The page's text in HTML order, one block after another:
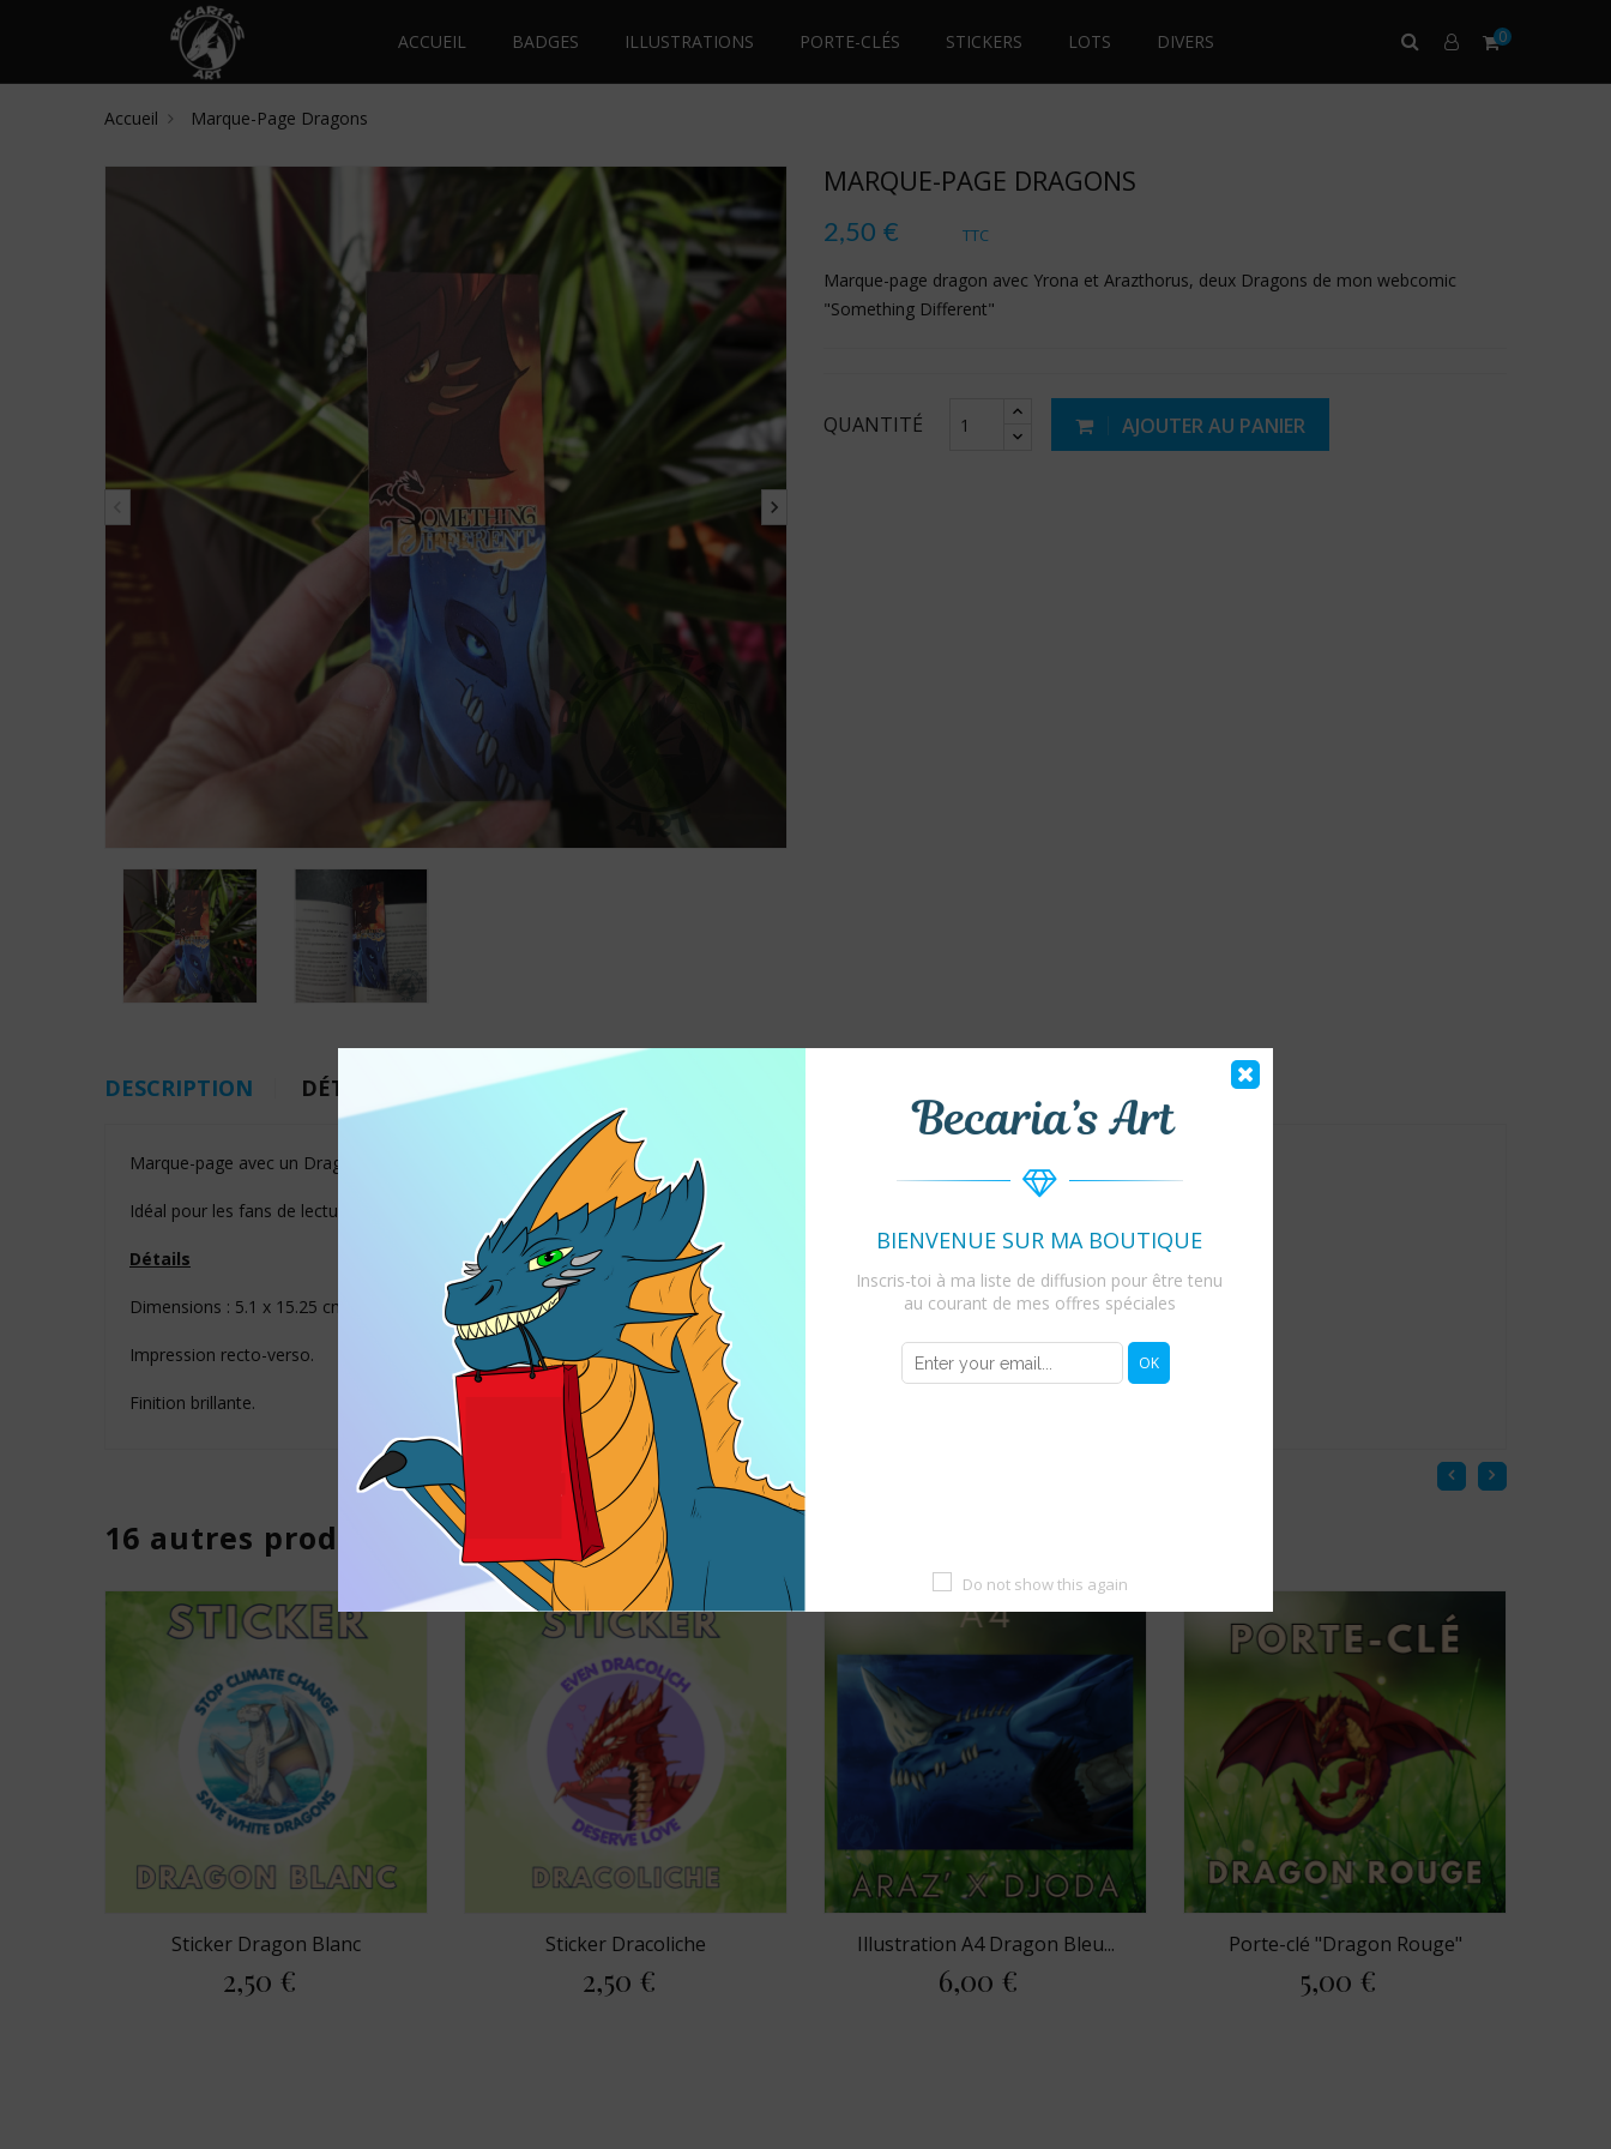
ACCUEIL BADGES ILLUSTRATIONS PORTE-CLÉS STICKERS LOTS DIVERS 0
Accueil Marque-Page Dragons
MARQUE-PAGE DRAGONS
2,50 € TTC
Marque-page dragon avec Yrona et Arazthorus, deux Dragons de mon webcomic
"Something Different"
QUANTITÉ AJOUTER AU PANIER
DESCRIPTION DÉTAILS DU PRODUIT
Marque-page avec un Dragon Rouge et un Dragon Bleu de D&D.
Idéal pour les fans de lecture, de dragons, de Donjons et Dragons, de fantasy.
Détails
Dimensions : 5.1 x 15.25 cm
Impression recto-verso.
Finition brillante.
16 autres produits de la catégorie
Sticker Dragon Blanc
2,50 €
Sticker Dracoliche
2,50 €
Illustration A4 Dragon Bleu...
6,00 €
Porte-clé "Dragon Rouge"
5,00 €
BIENVENUE SUR MA BOUTIQUE
Inscris-toi à ma liste de diffusion pour être tenu
au courant de mes offres spéciales
Do not show this again